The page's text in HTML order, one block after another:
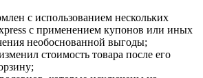
с использованием нескольких
с применением купонов или иных
необоснованной выгоды;
стоимость товара после его